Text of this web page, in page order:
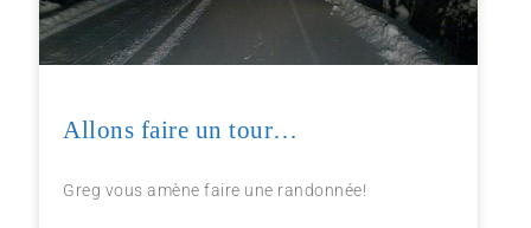
Allons faire un tour…
Greg vous amène faire une randonnée!